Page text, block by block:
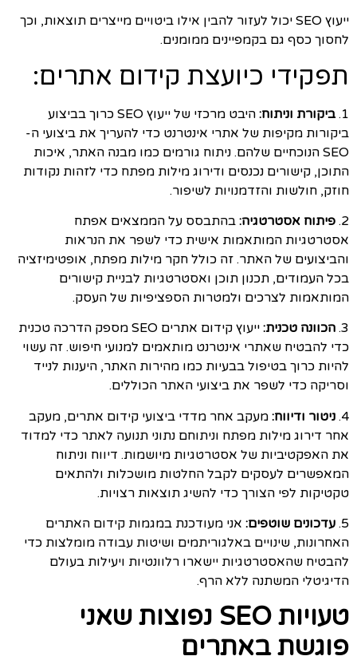
ייעוץ SEO יכול לעזור להבין אילו ביטויים מייצרים תוצאות, וכך
לחסוך כסף גם בקמפיינים ממומנים.
תפקידי כיועצת קידום אתרים:
1. ביקורת וניתוח:
היבט מרכזי של ייעוץ SEO כרוך בביצוע
ביקורות מקיפות של אתרי אינטרנט כדי להעריך את ביצועי ה-
SEO הנוכחיים שלהם. ניתוח גורמים כמו מבנה האתר, איכות
התוכן, קישורים נכנסים ודירוג מילות מפתח כדי לזהות נקודות
חוזק, חולשות והזדמנויות לשיפור.
2. פיתוח אסטרטגיה: בהתבסס על הממצאים אפתח
אסטרטגיות המותאמות אישית כדי לשפר את הנראות
והביצועים של האתר. זה כולל חקר מילות מפתח, אופטימיזציה
בכל העמודים, תכנון תוכן ואסטרטגיות לבניית קישורים
המותאמות לצרכים ולמטרות הספציפיות של העסק.
3. הכוונה טכנית:
ייעוץ קידום אתרים SEO מספק הדרכה טכנית
כדי להבטיח שאתרי אינטרנט מותאמים למנועי חיפוש. זה עשוי
להיות כרוך בטיפול בבעיות כמו מהירות האתר, היענות לנייד
וסריקה כדי לשפר את ביצועי האתר הכוללים.
4. ניטור ודיווח: מעקב אחר מדדי ביצועי קידום אתרים, מעקב
אחר דירוג מילות מפתח וניתוחם נתוני תנועה לאתר כדי למדוד
את האפקטיביות של אסטרטגיות מיושמות. דיווח וניתוח
המאפשרים לעסקים לקבל החלטות מושכלות ולהתאים
טקטיקות לפי הצורך כדי להשיג תוצאות רצויות.
5. עדכונים שוטפים: אני מעודכנת במגמות קידום האתרים
האחרונות, שינויים באלגוריתמים ושיטות עבודה מומלצות כדי
להבטיח שהאסטרטגיות יישארו רלוונטיות ויעילות בעולם
הדיגיטלי המשתנה ללא הרף.
טעויות SEO נפוצות שאני
פוגשת באתרים